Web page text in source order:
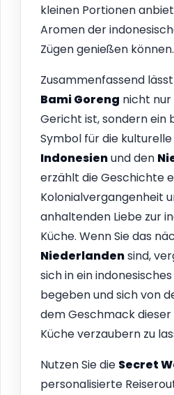
kleinen Portionen
Aromen der
Zügen genießen können.
Zusammenfassend
Bami Goreng nicht nur
Gericht ist, sondern ein
Symbol für die kulturelle
Indonesienund den
erzählt die Geschichte
Kolonialvergangenheit
anhaltenden Liebe zur
Küche. Wenn Sie das
Niederlandensind,
sich in ein
begeben und sich von
dem Geschmack
Küche verzaubern zu
Nutzen Sie die Secret
personalisierte